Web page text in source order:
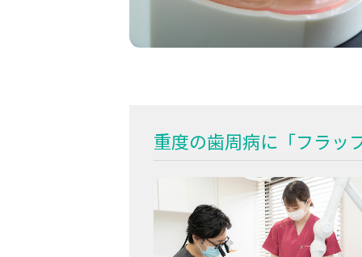
重度の歯周病に「フラッ